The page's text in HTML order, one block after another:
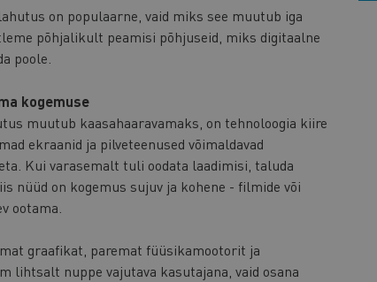
on populaarne, vaid miks see muutub iga
põhjalikult peamisi põhjuseid, miks digitaalne
poole.
kogemuse
muutub kaasahaaravamaks, on tehnoloogia kiire
ekraanid ja pilveteenused võimaldavad
Kui varasemalt tuli oodata laadimisi, taluda
nüüd on kogemus sujuv ja kohene - filmide või
ootama.
graafikat, paremat füüsikamootorit ja
lihtsalt nuppe vajutava kasutajana, vaid osana